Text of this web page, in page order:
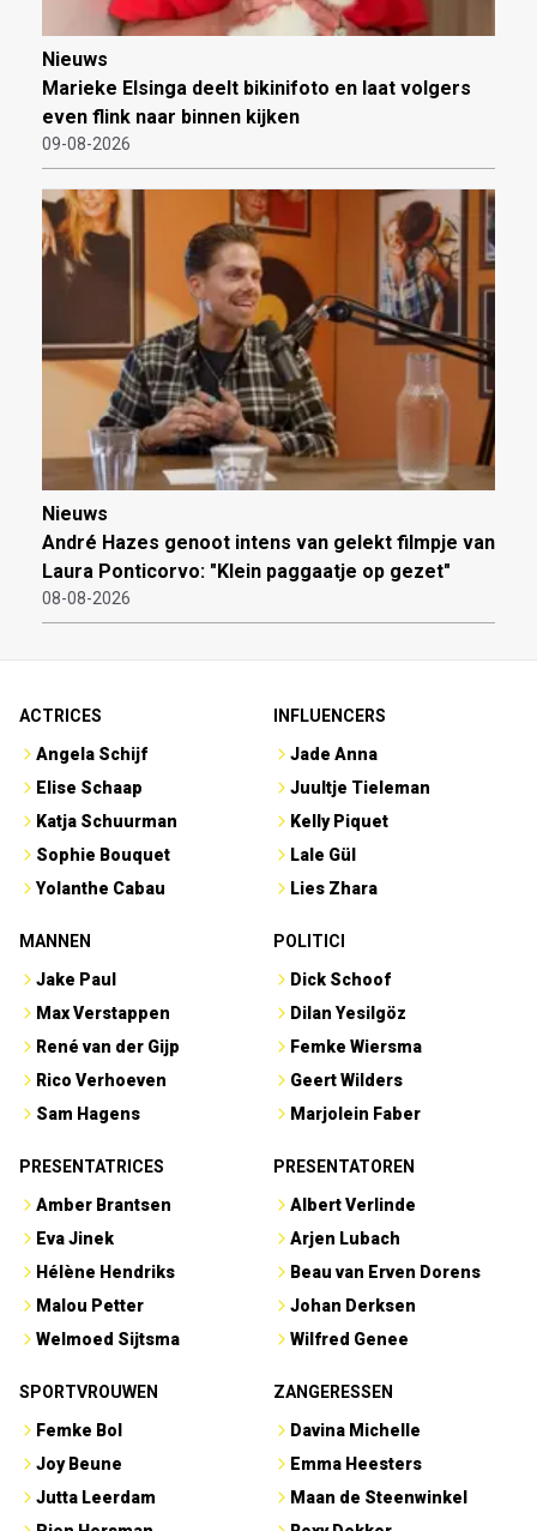
Nieuws
Marieke Elsinga deelt bikinifoto en laat volgers
even flink naar binnen kijken
09-08-2026
Nieuws
André Hazes genoot intens van gelekt filmpje van
Laura Ponticorvo: "Klein paggaatje op gezet"
08-08-2026
ACTRICES
Angela Schijf
Elise Schaap
Katja Schuurman
Sophie Bouquet
Yolanthe Cabau
INFLUENCERS
Jade Anna
Juultje Tieleman
Kelly Piquet
Lale Gül
Lies Zhara
MANNEN
Jake Paul
Max Verstappen
René van der Gijp
Rico Verhoeven
Sam Hagens
POLITICI
Dick Schoof
Dilan Yesilgöz
Femke Wiersma
Geert Wilders
Marjolein Faber
PRESENTATRICES
Amber Brantsen
Eva Jinek
Hélène Hendriks
Malou Petter
Welmoed Sijtsma
PRESENTATOREN
Albert Verlinde
Arjen Lubach
Beau van Erven Dorens
Johan Derksen
Wilfred Genee
SPORTVROUWEN
Femke Bol
Joy Beune
Jutta Leerdam
ZANGERESSEN
Davina Michelle
Emma Heesters
Maan de Steenwinkel